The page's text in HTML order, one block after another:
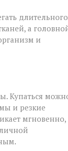
длительного
а
и
Купаться
и резкие
мгновенно,